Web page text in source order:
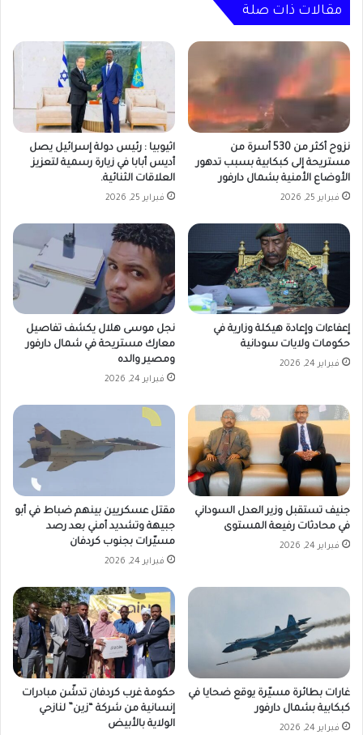
مقالات ذات صلة
نزوح أكثر من 530 أسرة من
مستريحة إلى كبكابية بسبب تدهور
الأوضاع الأمنية بشمال دارفور
فبراير 25, 2026
اثيوبيا : رئيس دولة إسرائيل يصل
أديس أبابا في زيارة رسمية لتعزيز
العلاقات الثنائية.
فبراير 25, 2026
إعفاءات وإعادة هيكلة وزارية في
حكومات ولايات سودانية
فبراير 24, 2026
نجل موسى هلال يكشف تفاصيل
معارك مستريحة في شمال دارفور
ومصير والده
فبراير 24, 2026
جنيف تستقبل وزير العدل السوداني
في محادثات رفيعة المستوى
فبراير 24, 2026
مقتل عسكريين بينهم ضباط في أبو
جبيهة وتشديد أمني بعد رصد
مسيّرات بجنوب كردفان
فبراير 24, 2026
غارات بطائرة مسيّرة يوقع ضحايا في
كبكابية بشمال دارفور
فبراير 24, 2026
حكومة غرب كردفان تدشّن مبادرات
إنسانية من شركة “زين” لنازحي
الولاية بالأبيض